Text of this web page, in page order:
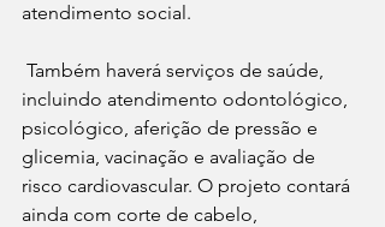
atendimento social.
Também haverá serviços de saúde,
incluindo atendimento odontológico,
psicológico, aferição de pressão e
glicemia, vacinação e avaliação de
risco cardiovascular. O projeto contará
ainda com corte de cabelo,